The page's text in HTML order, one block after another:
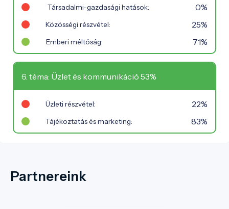
Társadalmi-gazdasági hatások: 0%
Közösségi részvétel: 25%
Emberi méltóság: 71%
6. téma: Üzlet és kommunikáció 53%
Üzleti részvétel: 22%
Tájékoztatás és marketing: 83%
Partnereink